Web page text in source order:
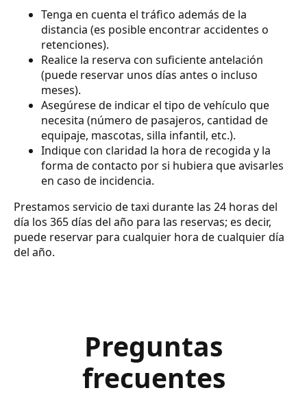
Tenga en cuenta el tráfico además de la
distancia (es posible encontrar accidentes o
retenciones).
Realice la reserva con suficiente antelación
(puede reservar unos días antes o incluso
meses).
Asegúrese de indicar el tipo de vehículo que
necesita (número de pasajeros, cantidad de
equipaje, mascotas, silla infantil, etc.).
Indique con claridad la hora de recogida y la
forma de contacto por si hubiera que avisarles
en caso de incidencia.
Prestamos servicio de taxi durante las 24 horas del
día los 365 días del año para las reservas; es decir,
puede reservar para cualquier hora de cualquier día
del año.
Preguntas
frecuentes